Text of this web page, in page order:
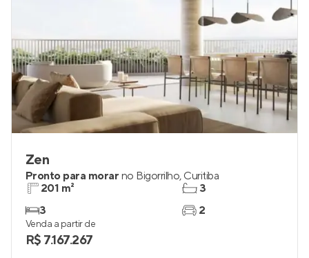
Zen
Pronto para morar no Bigorrilho, Curitiba
201 m²
3
3
2
Venda a partir de
R$ 7.167.267